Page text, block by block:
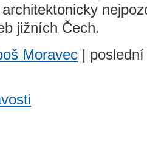
jižních Čech.
Moravec |